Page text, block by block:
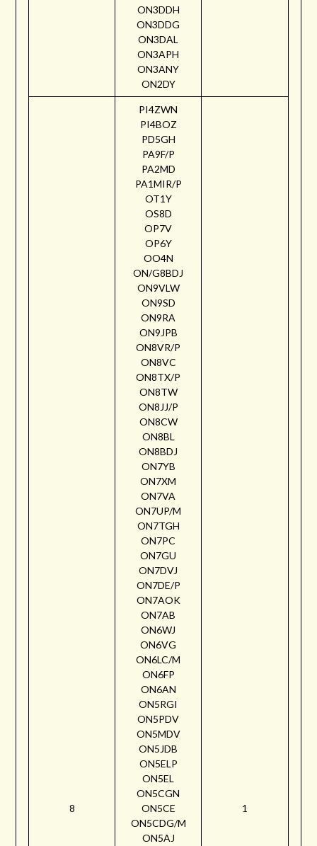
ON3DDH
ON3DDG
ON3DAL
ON3APH
ON3ANY
ON2DY
8
PI4ZWN
PI4BOZ
PD5GH
PA9F/P
PA2MD
PA1MIR/P
OT1Y
OS8D
OP7V
OP6Y
OO4N
ON/G8BDJ
ON9VLW
ON9SD
ON9RA
ON9JPB
ON8VR/P
ON8VC
ON8TX/P
ON8TW
ON8JJ/P
ON8CW
ON8BL
ON8BDJ
ON7YB
ON7XM
ON7VA
ON7UP/M
ON7TGH
ON7PC
ON7GU
ON7DVJ
ON7DE/P
ON7AOK
ON7AB
ON6WJ
ON6VG
ON6LC/M
ON6FP
ON6AN
ON5RGI
ON5PDV
ON5MDV
ON5JDB
ON5ELP
ON5EL
ON5CGN
ON5CE
ON5CDG/M
ON5AJ
1